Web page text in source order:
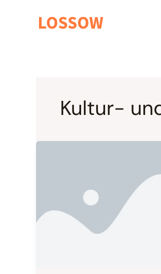
Kultur-